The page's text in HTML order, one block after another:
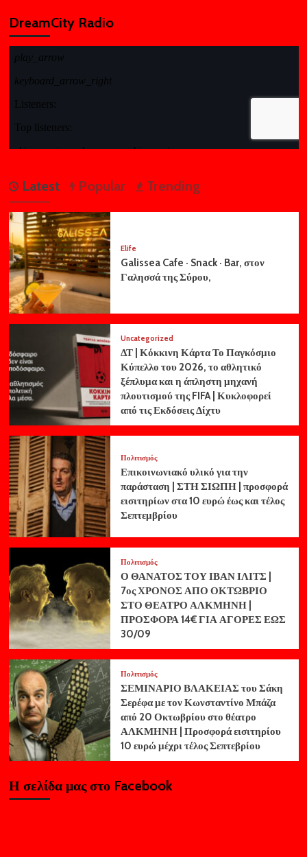
DreamCity Radio
Latest Popular Trending
Elife
Galissea Cafe · Snack · Bar, στον
Γαλησσά της Σύρου,
Uncategorized
ΔΤ | Κόκκινη Κάρτα Το Παγκόσμιο
Κύπελλο του 2026, το αθλητικό
ξέπλυμα και η άπληστη μηχανή
πλουτισμού της FIFA | Κυκλοφορεί
από τις Εκδόσεις Δίχτυ
Πολιτισμός
Επικοινωνιακό υλικό για την
παράσταση | ΣΤΗ ΣΙΩΠΗ | προσφορά
εισιτηρίων στα 10 ευρώ έως και τέλος
Σεπτεμβρίου
Πολιτισμός
Ο ΘΑΝΑΤΟΣ ΤΟΥ ΙΒΑΝ ΙΛΙΤΣ |
7ος ΧΡΟΝΟΣ ΑΠΟ ΟΚΤΩΒΡΙΟ
ΣΤΟ ΘΕΑΤΡΟ ΑΛΚΜΗΝΗ |
ΠΡΟΣΦΟΡΑ 14€ ΓΙΑ ΑΓΟΡΕΣ ΕΩΣ
30/09
Πολιτισμός
ΣΕΜΙΝΑΡΙΟ ΒΛΑΚΕΙΑΣ του Σάκη
Σερέφα με τον Κωνσταντίνο Μπάζα
από 20 Οκτωβρίου στο θέατρο
ΑΛΚΜΗΝΗ | Προσφορά εισιτηρίου
10 ευρώ μέχρι τέλος Σεπτεβρίου
Η σελίδα μας στο Facebook